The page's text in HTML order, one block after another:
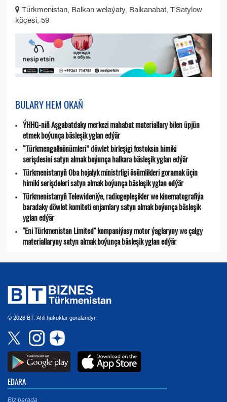
Türkmenistan, Balkan welaýaty, Balkanabat, T.Satylow
köçesi, 59
BULARY HEM OKAŇ
ÝHHG-niň Aşgabatdaky merkezi mahabat materiallary bilen üpjün
etmek boýunça bäsleşik yglan edýär
“Türkmengallaönümleri” döwlet birleşigi fostoksin himiki
serişdesini satyn almak boýunça halkara bäsleşik yglan edýär
Türkmenistanyň Oba hojalyk ministrligi ösümlikleri goramak üçin
himiki serişdeleri satyn almak boýunça bäsleşik yglan edýär
Türkmenistanyň Telewideniýe, radio­gepleşikler we kinematografiýa
baradaky döwlet komiteti enjamlary satyn almak boýunça bäsleşik
yglan edýär
"Eni Türkmenistan Limited" kompaniýasy motor ýaglaryny we çalgy
materiallaryny satyn almak boýunça bäsleşik yglan edýär
© 2026 BT. Ähli hukuklar goralandyr.
EDARA
Biz barada